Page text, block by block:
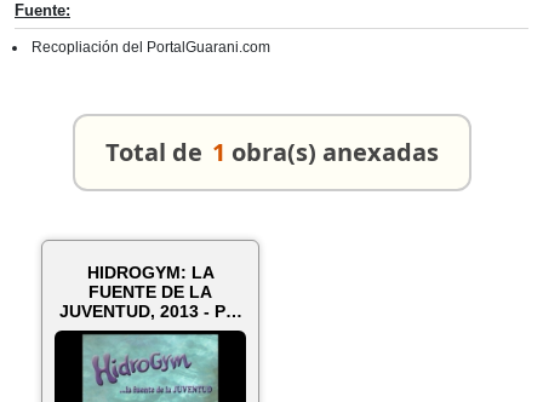
Fuente:
Recopliación del PortalGuarani.com
Total de 1 obra(s) anexadas
HIDROGYM: LA
FUENTE DE LA
JUVENTUD, 2013 - Por
ROSSANA ACEVEDO
DE...